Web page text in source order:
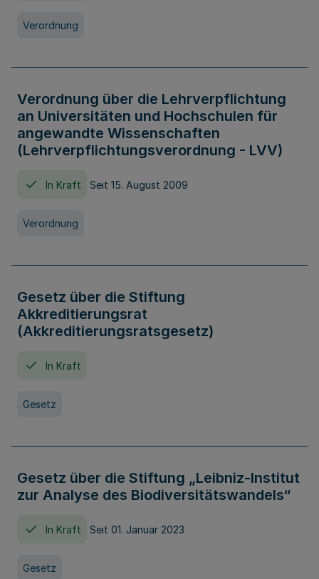
Verordnung
Verordnung über die Lehrverpflichtung
an Universitäten und Hochschulen für
angewandte Wissenschaften
(Lehrverpflichtungsverordnung - LVV)
In Kraft Seit 15. August 2009
Verordnung
Gesetz über die Stiftung
Akkreditierungsrat
(Akkreditierungsratsgesetz)
In Kraft
Gesetz
Gesetz über die Stiftung „Leibniz-Institut
zur Analyse des Biodiversitätswandels“
In Kraft Seit 01. Januar 2023
Gesetz